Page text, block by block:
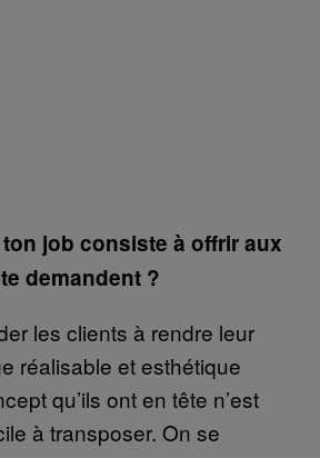
job consiste à offrir aux
demandent ?
les clients à rendre leur
réalisable et esthétique
qu’ils ont en tête n’est
à transposer. On se